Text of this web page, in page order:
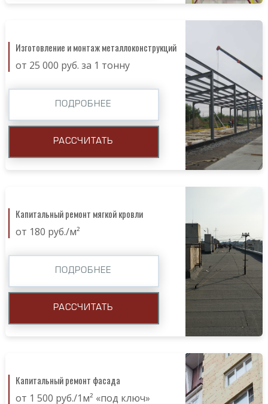
Изготовление и монтаж металлоконструкций
от 25 000 руб. за 1 тонну
ПОДРОБНЕЕ
РАССЧИТАТЬ
Капитальный ремонт мягкой кровли
от 180 руб./м²
ПОДРОБНЕЕ
РАССЧИТАТЬ
Капитальный ремонт фасада
от 1 500 руб./1м² «под ключ»